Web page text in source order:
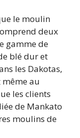
le moulin
deux
gamme de
blé dur et
les Dakotas,
même au
les clients
de Mankato
moulins de